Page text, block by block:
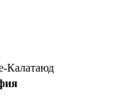
Калатаюд